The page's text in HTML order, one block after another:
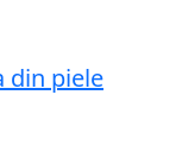
din piele